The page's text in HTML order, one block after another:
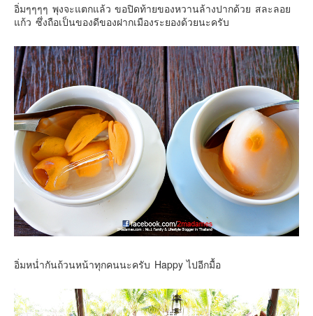
อิ่มๆๆๆๆ พุงจะแตกแล้ว ขอปิดท้ายของหวานล้างปากด้วย สละลอย
แก้ว ซึ่งถือเป็นของดีของฝากเมืองระยองด้วยนะครับ
อิ่มหน่ำกันถ้วนหน้าทุกคนนะครับ Happy ไปอีกมื้อ